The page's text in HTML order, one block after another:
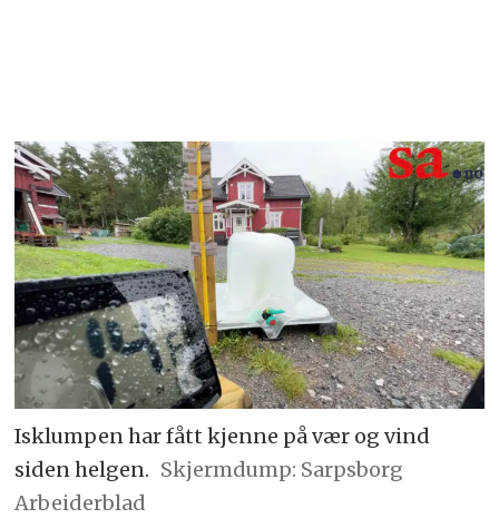
Isklumpen har fått kjenne på vær og vind
siden helgen. Skjermdump: Sarpsborg
Arbeiderblad